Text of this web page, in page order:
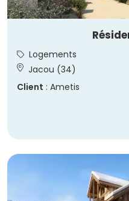
Logements
Jacou (34)
Client : Ametis